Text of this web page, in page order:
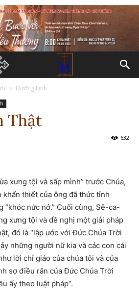
Dưỡng Linh
Thật
632
xưng tội và sấp mình” trước Chúa,
khẩn thiết của ông đã thức tỉnh
“khóc nức nở.” Cuối cùng, Sê-ca-
xưng tội và đề nghị một giải pháp
đó là “lập ước với Đức Chúa Trời
những người nữ kia và các con cái
lời chỉ giáo của chúa tôi và của
sợ điều răn của Đức Chúa Trời
ấy theo luật pháp”.